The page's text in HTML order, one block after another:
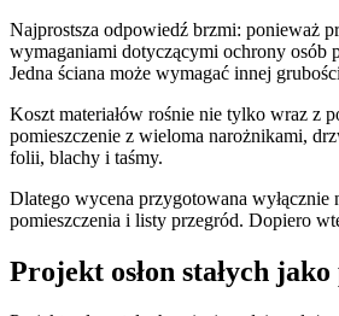
Najprostsza odpowiedź brzmi: ponieważ
wymaganiami dotyczącymi ochrony osób
Jedna ściana może wymagać innej
Koszt materiałów rośnie nie tylko wraz z
pomieszczenie z wieloma narożnikami,
folii, blachy i taśmy.
Dlatego wycena przygotowana wyłącznie
pomieszczenia i listy przegród. Dopiero
Projekt osłon stałych